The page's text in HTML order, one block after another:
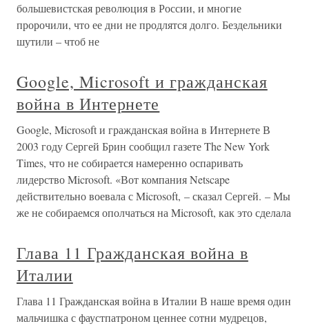
большевистская революция в России, и многие
пророчили, что ее дни не продлятся долго. Бездельники
шутили – чтоб не
Google, Microsoft и гражданская
война в Интернете
Google, Microsoft и гражданская война в Интернете В
2003 году Сергей Брин сообщил газете The New York
Times, что не собирается намеренно оспаривать
лидерство Microsoft. «Вот компания Netscape
действительно воевала с Microsoft, – сказал Сергей. – Мы
же не собираемся ополчаться на Microsoft, как это сделала
Глава 11 Гражданская война в
Италии
Глава 11 Гражданская война в Италии В наше время один
мальчишка с фаустпатроном ценнее сотни мудрецов,